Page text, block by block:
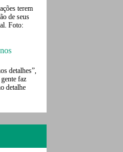
terem
de seus
Foto:
detalhes”,
faz
detalhe